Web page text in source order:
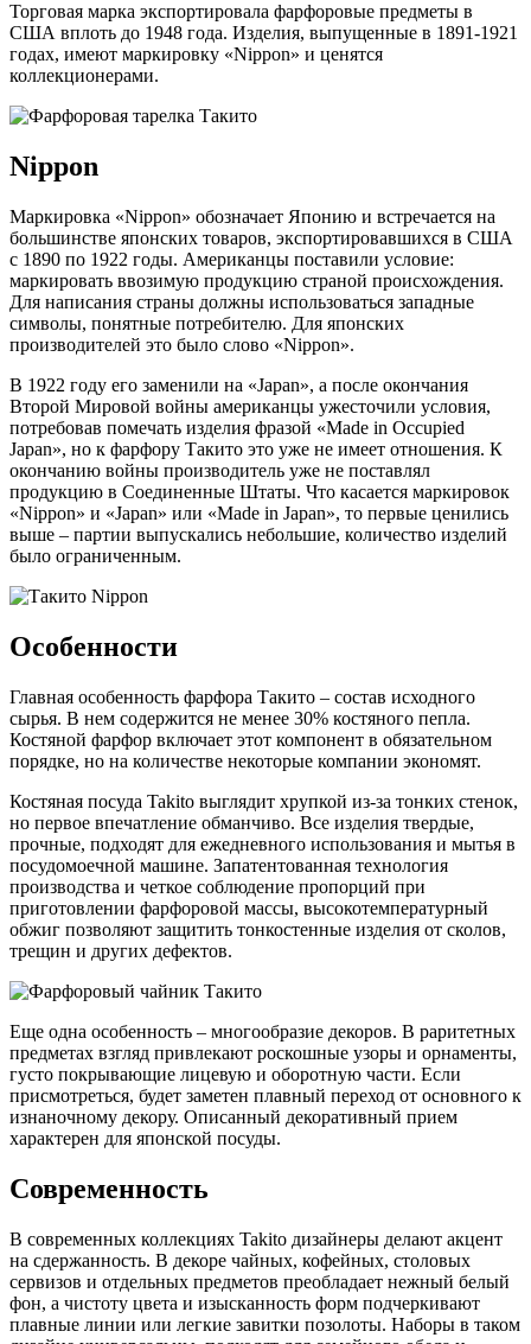
Торговая марка экспортировала фарфоровые предметы в
США вплоть до 1948 года. Изделия, выпущенные в 1891-1921
годах, имеют маркировку «Nippon» и ценятся
коллекционерами.
Nippon
Маркировка «Nippon» обозначает Японию и встречается на
большинстве японских товаров, экспортировавшихся в США
с 1890 по 1922 годы. Американцы поставили условие:
маркировать ввозимую продукцию страной происхождения.
Для написания страны должны использоваться западные
символы, понятные потребителю. Для японских
производителей это было слово «Nippon».
В 1922 году его заменили на «Japan», а после окончания
Второй Мировой войны американцы ужесточили условия,
потребовав помечать изделия фразой «Made in Occupied
Japan», но к фарфору Такито это уже не имеет отношения. К
окончанию войны производитель уже не поставлял
продукцию в Соединенные Штаты. Что касается маркировок
«Nippon» и «Japan» или «Made in Japan», то первые ценились
выше – партии выпускались небольшие, количество изделий
было ограниченным.
Особенности
Главная особенность фарфора Такито – состав исходного
сырья. В нем содержится не менее 30% костяного пепла.
Костяной фарфор включает этот компонент в обязательном
порядке, но на количестве некоторые компании экономят.
Костяная посуда Takito выглядит хрупкой из-за тонких стенок,
но первое впечатление обманчиво. Все изделия твердые,
прочные, подходят для ежедневного использования и мытья в
посудомоечной машине. Запатентованная технология
производства и четкое соблюдение пропорций при
приготовлении фарфоровой массы, высокотемпературный
обжиг позволяют защитить тонкостенные изделия от сколов,
трещин и других дефектов.
Еще одна особенность – многообразие декоров. В раритетных
предметах взгляд привлекают роскошные узоры и орнаменты,
густо покрывающие лицевую и оборотную части. Если
присмотреться, будет заметен плавный переход от основного к
изнаночному декору. Описанный декоративный прием
характерен для японской посуды.
Современность
В современных коллекциях Takito дизайнеры делают акцент
на сдержанность. В декоре чайных, кофейных, столовых
сервизов и отдельных предметов преобладает нежный белый
фон, а чистоту цвета и изысканность форм подчеркивают
плавные линии или легкие завитки позолоты. Наборы в таком